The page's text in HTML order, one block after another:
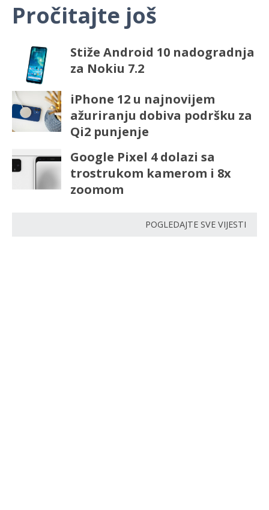
Pročitajte još
Stiže Android 10 nadogradnja
za Nokiu 7.2
iPhone 12 u najnovijem
ažuriranju dobiva podršku za
Qi2 punjenje
Google Pixel 4 dolazi sa
trostrukom kamerom i 8x
zoomom
POGLEDAJTE SVE VIJESTI